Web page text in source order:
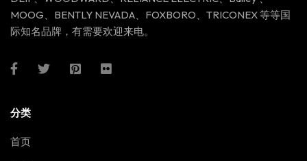
MOOG、BENTLY NEVADA、FOXBORO、TRICONEX 等等国
际知名品牌，有需要欢迎来电。
分类
首页